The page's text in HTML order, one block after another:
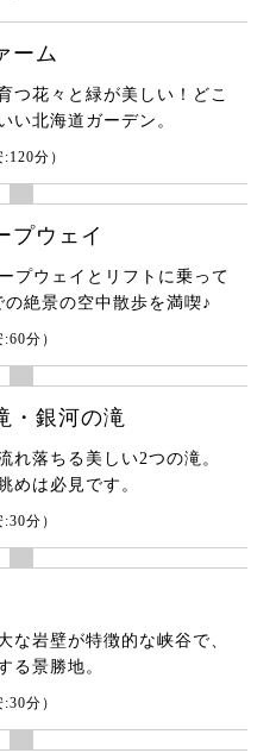
ーム
つ花々と緑が美しい！どこ
い北海道ガーデン。
分）
プウェイ
プウェイとリフトに乗って
の絶景の空中散歩を満喫♪
分）
・銀河の滝
れ落ちる美しい2つの滝。
めは必見です。
分）
な岩壁が特徴的な峡谷で、
る景勝地。
分）